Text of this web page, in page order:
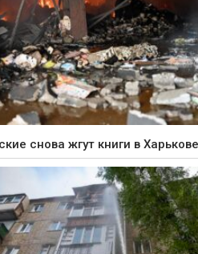
снова жгут книги в